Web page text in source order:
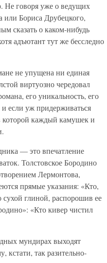
Не говоря уже о ведущих
или Бориса Друбецкого,
сказать о каком-нибудь
адъютант тут же бесследно
не упущена ни единая
виртуозно чередовал
его уникальность, его
если уж придерживаться
которой каждый камушек и
— это впечатление
Толстовское Бородино
Лермонтова,
прямые указания: «Кто,
сухой глиной, распорошив ее
«Кто кивер чистил
мундирах выходят
кстати, так разительно-